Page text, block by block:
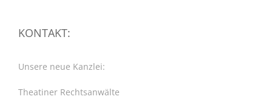
KONTAKT:
Unsere neue Kanzlei:
Theatiner Rechtsanwälte